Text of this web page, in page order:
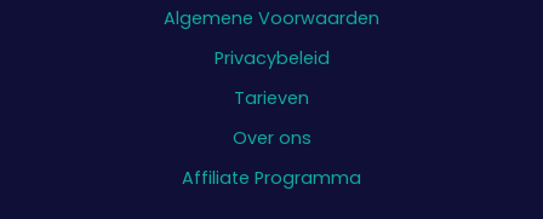
Algemene Voorwaarden
Privacybeleid
Tarieven
Over ons
Affiliate Programma